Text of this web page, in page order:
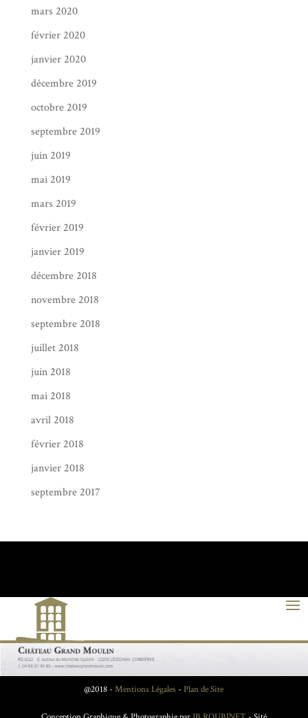
mars 2020
février 2020
janvier 2020
décembre 2019
octobre 2019
septembre 2019
juin 2019
mai 2019
mars 2019
février 2019
janvier 2019
décembre 2018
novembre 2018
septembre 2018
juillet 2018
juin 2018
mai 2018
avril 2018
février 2018
janvier 2018
septembre 2017
@2018 - Mentions Légales - Plan de Site